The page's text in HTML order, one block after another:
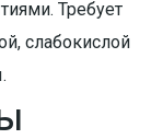
Требует
слабокислой